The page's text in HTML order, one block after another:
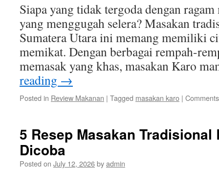
Siapa yang tidak tergoda dengan
yang menggugah selera? Masakan
Sumatera Utara ini memang memiliki
memikat. Dengan berbagai rempah-
memasak yang khas, masakan Karo
reading →
Posted in Review Makanan | Tagged masakan karo |
5 Resep Masakan Tradisional
Dicoba
Posted on July 12, 2026byadmin